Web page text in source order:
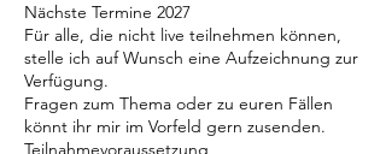
Nächste Termine 2027
Für alle, die nicht live teilnehmen können,
stelle ich auf Wunsch eine Aufzeichnung zur
Verfügung.
Fragen zum Thema oder zu euren Fällen
könnt ihr mir im Vorfeld gern zusenden.
Teilnahmevoraussetzung